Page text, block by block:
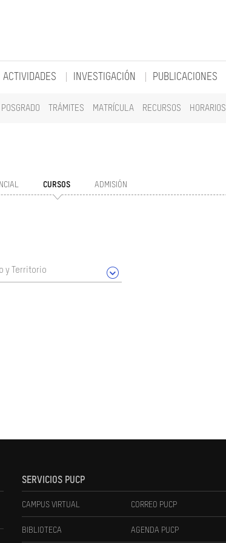
POSGRADO TRÁMITES MATRÍCULA RECURSOS HORARIOS
ACTIVIDADES INVESTIGACIÓN PUBLICACIONES
CURSOS ADMISIÓN
y Territorio
SERVICIOS PUCP
CAMPUS VIRTUAL CORREO PUCP
BIBLIOTECA AGENDA PUCP